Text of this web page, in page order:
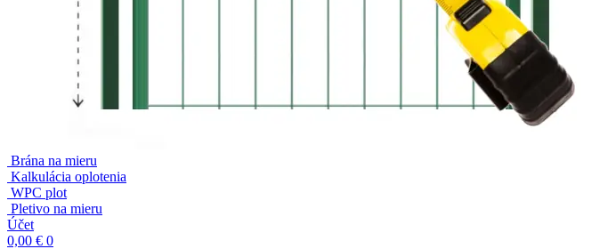
Brána na mieru
Kalkulácia oplotenia
WPC plot
Pletivo na mieru
Účet
0,00 € 0